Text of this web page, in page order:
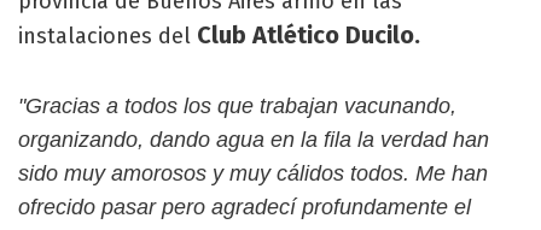
instalaciones del Club Atlético Ducilo.
"Gracias a todos los que trabajan vacunando,
organizando, dando agua en la fila la verdad han
sido muy amorosos y muy cálidos todos. Me han
ofrecido pasar pero agradecí profundamente el